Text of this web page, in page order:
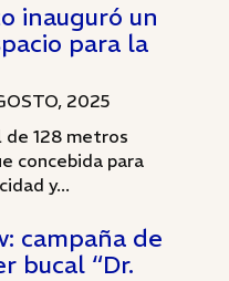
inauguró un
para la
2025
de 128 metros
concebida para
y...
campaña de
bucal “Dr.